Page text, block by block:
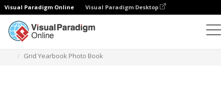
Visual Paradigm Online Visual Paradigm Desktop
Grid Yearbook Photo Book